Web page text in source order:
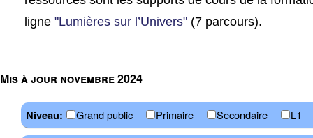
ligne "Lumières sur l’Univers" (7 parcours).
Mis à jour novembre 2024
Niveau: Grand public Primaire Secondaire L1